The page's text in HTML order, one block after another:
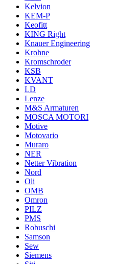
Kelvion
KEM-P
Keofitt
KING Right
Knauer Engineering
Krohne
Kromschroder
KSB
KVANT
LD
Lenze
M&S Armaturen
MOSCA MOTORI
Motive
Motovario
Muraro
NER
Netter Vibration
Nord
Oli
OMB
Omron
PILZ
PMS
Robuschi
Samson
Sew
Siemens